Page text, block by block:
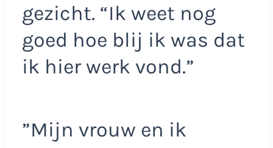
gezicht. “Ik weet nog
goed hoe blij ik was dat
ik hier werk vond.”
”Mijn vrouw en ik